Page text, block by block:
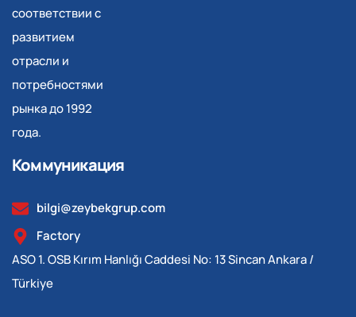
соответствии с
развитием
отрасли и
потребностями
рынка до 1992
года.
Коммуникация
bilgi@zeybekgrup.com
Factory
ASO 1. OSB Kırım Hanlığı Caddesi No: 13 Sincan Ankara /
Türkiye